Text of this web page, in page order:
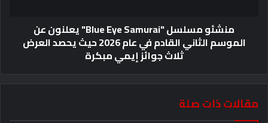
منشئو مسلسل "Blue Eye Samurai" يعلنون عن
الموسم الثاني القادم في عام 2026 حيث يحصد العرض
ثلاث جوائز إيمي مبكرة
مقالات ذات صلة